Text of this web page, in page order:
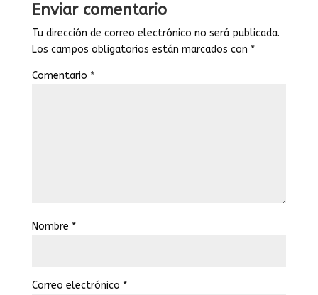
Enviar comentario
Tu dirección de correo electrónico no será publicada.
Los campos obligatorios están marcados con *
Comentario *
Nombre *
Correo electrónico *